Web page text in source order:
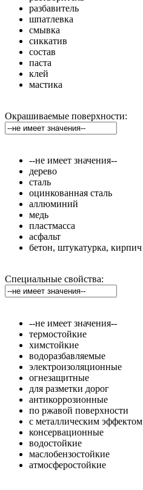
разбавитель
шпатлевка
смывка
сиккатив
состав
паста
клей
мастика
Окрашиваемые поверхности:
--не имеет значения--
дерево
сталь
оцинкованная сталь
аллюминий
медь
пластмасса
асфальт
бетон, штукатурка, кирпич
Специальные свойства:
--не имеет значения--
термостойкие
химстойкие
водоразбавляемые
электроизоляционные
огнезащитные
для разметки дорог
антикоррозионные
по ржавой поверхности
с металлическим эффектом
консервационные
водостойкие
маслобензостойкие
атмосферостойкие